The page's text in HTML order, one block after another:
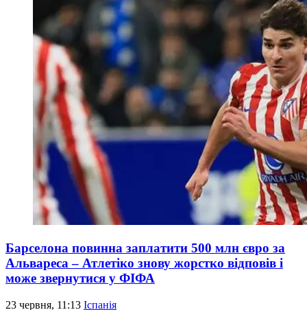
Барселона повинна заплатити 500 млн євро за
Альвареса – Атлетіко знову жорстко відповів і
може звернутися у ФІФА
23 червня, 11:13 Іспанія